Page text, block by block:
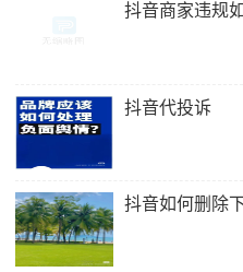
抖音商家违规
抖音代投诉
抖音如何删除